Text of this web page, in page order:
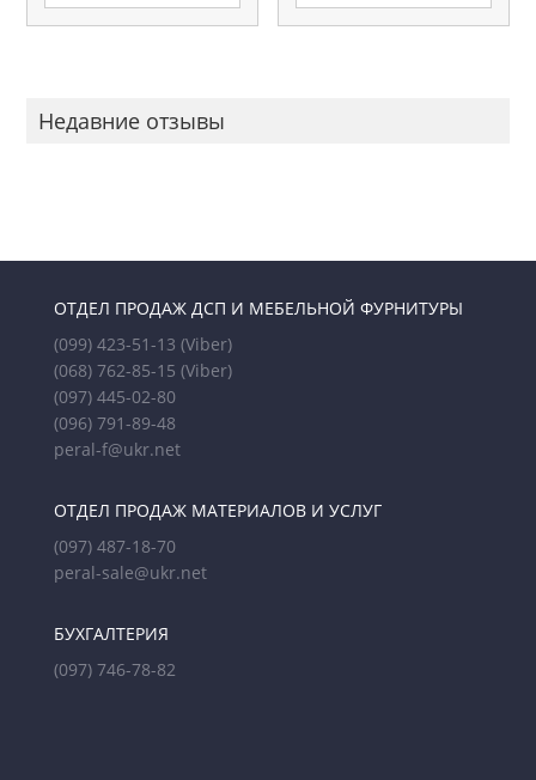
Недавние отзывы
ОТДЕЛ ПРОДАЖ ДСП И МЕБЕЛЬНОЙ ФУРНИТУРЫ
(099) 423-51-13 (Viber)
(068) 762-85-15 (Viber)
(097) 445-02-80
(096) 791-89-48
peral-f@ukr.net
ОТДЕЛ ПРОДАЖ МАТЕРИАЛОВ И УСЛУГ
(097) 487-18-70
peral-sale@ukr.net
БУХГАЛТЕРИЯ
(097) 746-78-82